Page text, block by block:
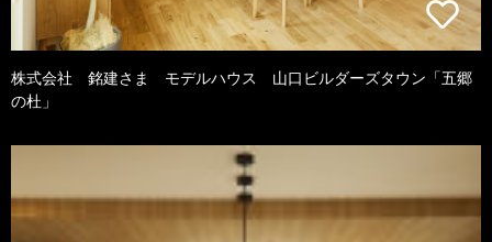
株式会社 銘建さま モデルハウス 山口ビルダーズタウン「五郷
の杜」